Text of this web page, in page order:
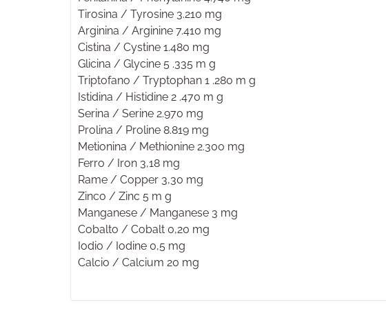
Tirosina / Tyrosine 3.210 mg
Arginina / Arginine 7.410 mg
Cistina / Cystine 1.480 mg
Glicina / Glycine 5 .335 m g
Triptofano / Tryptophan 1 .280 m g
Istidina / Histidine 2 .470 m g
Serina / Serine 2.970 mg
Prolina / Proline 8.819 mg
Metionina / Methionine 2.300 mg
Ferro / Iron 3,18 mg
Rame / Copper 3,30 mg
Zinco / Zinc 5 m g
Manganese / Manganese 3 mg
Cobalto / Cobalt 0,20 mg
Iodio / Iodine 0,5 mg
Calcio / Calcium 20 mg